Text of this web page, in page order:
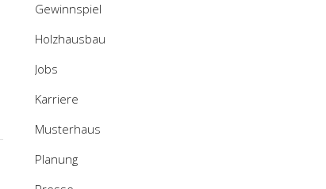
Gewinnspiel
Holzhausbau
Jobs
Karriere
Musterhaus
Planung